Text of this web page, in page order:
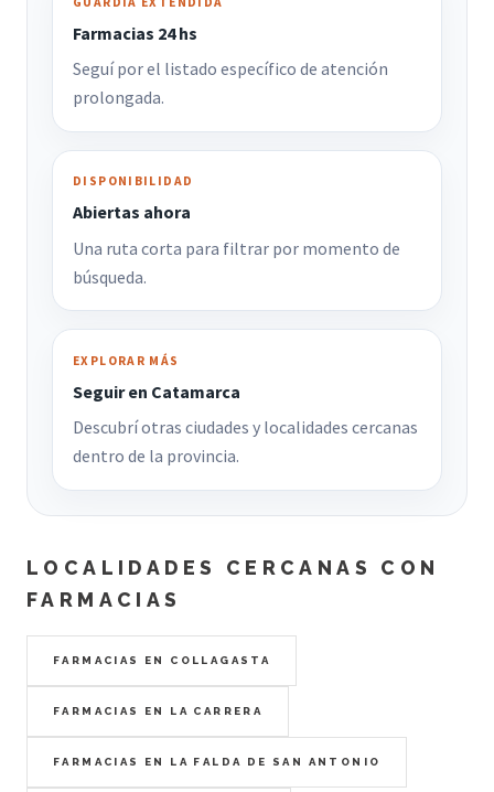
Farmacias 24 hs
Seguí por el listado específico de atención
prolongada.
DISPONIBILIDAD
Abiertas ahora
Una ruta corta para filtrar por momento de
búsqueda.
EXPLORAR MÁS
Seguir en Catamarca
Descubrí otras ciudades y localidades cercanas
dentro de la provincia.
LOCALIDADES CERCANAS CON
FARMACIAS
FARMACIAS EN COLLAGASTA
FARMACIAS EN LA CARRERA
FARMACIAS EN LA FALDA DE SAN ANTONIO